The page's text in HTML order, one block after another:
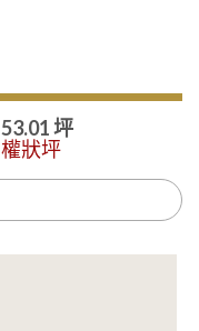
53.01 坪
權狀坪